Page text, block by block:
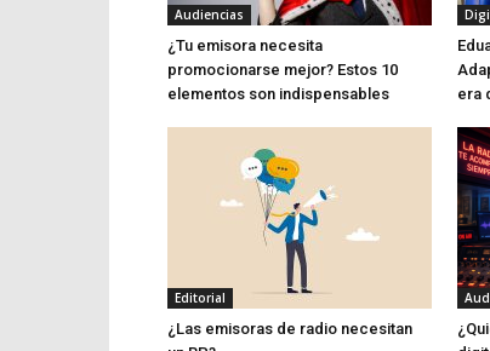
Audiencias
¿Tu emisora necesita
promocionarse mejor? Estos 10
elementos son indispensables
era
Editorial
¿Las emisoras de radio necesitan